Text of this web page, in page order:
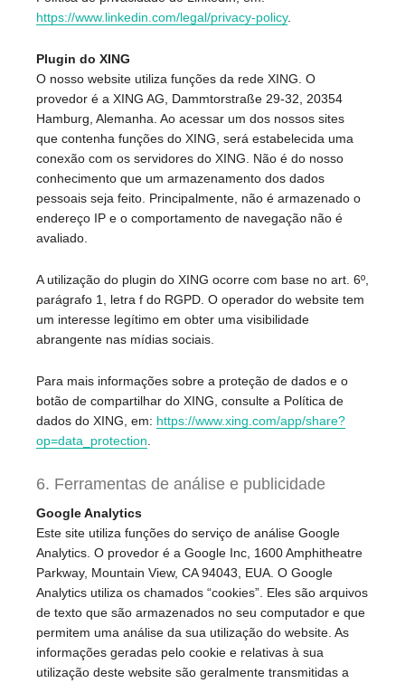
https://www.linkedin.com/legal/privacy-policy.
Plugin do XING
O nosso website utiliza funções da rede XING. O
provedor é a XING AG, Dammtorstraße 29-32, 20354
Hamburg, Alemanha. Ao acessar um dos nossos sites
que contenha funções do XING, será estabelecida uma
conexão com os servidores do XING. Não é do nosso
conhecimento que um armazenamento dos dados
pessoais seja feito. Principalmente, não é armazenado o
endereço IP e o comportamento de navegação não é
avaliado.
A utilização do plugin do XING ocorre com base no art. 6º,
parágrafo 1, letra f do RGPD. O operador do website tem
um interesse legítimo em obter uma visibilidade
abrangente nas mídias sociais.
Para mais informações sobre a proteção de dados e o
botão de compartilhar do XING, consulte a Política de
dados do XING, em: https://www.xing.com/app/share?
op=data_protection.
6. Ferramentas de análise e publicidade
Google Analytics
Este site utiliza funções do serviço de análise Google
Analytics. O provedor é a Google Inc, 1600 Amphitheatre
Parkway, Mountain View, CA 94043, EUA. O Google
Analytics utiliza os chamados “cookies”. Eles são arquivos
de texto que são armazenados no seu computador e que
permitem uma análise da sua utilização do website. As
informações geradas pelo cookie e relativas à sua
utilização deste website são geralmente transmitidas a